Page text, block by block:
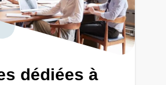
dédiées à